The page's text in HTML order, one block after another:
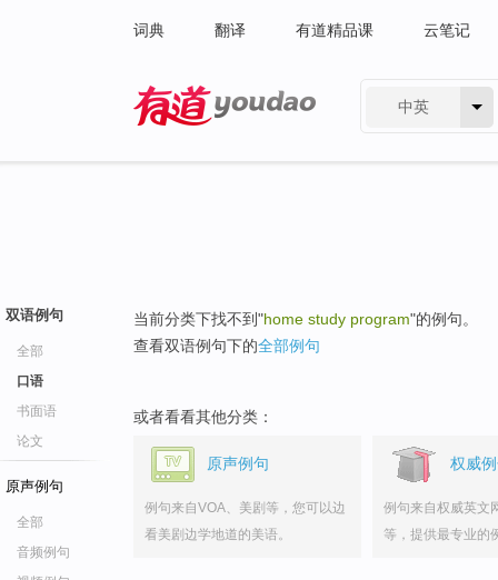
词典 翻译 有道精品课 云笔记
中英
双语例句
全部
口语
书面语
论文
原声例句
全部
音频例句
当前分类下找不到"home study program"的例句。
查看双语例句下的全部例句
或者看看其他分类：
原声例句
例句来自VOA、美剧等，您可以边
看美剧边学地道的美语。
权威
例句来自权威英文
等，提供最专业的